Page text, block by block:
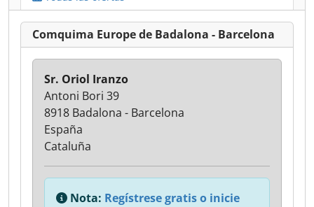
Comquima Europe de Badalona - Barcelona
Sr. Oriol Iranzo
Antoni Bori 39
8918 Badalona - Barcelona
España
Cataluña
Nota: Regístrese gratis o inicie